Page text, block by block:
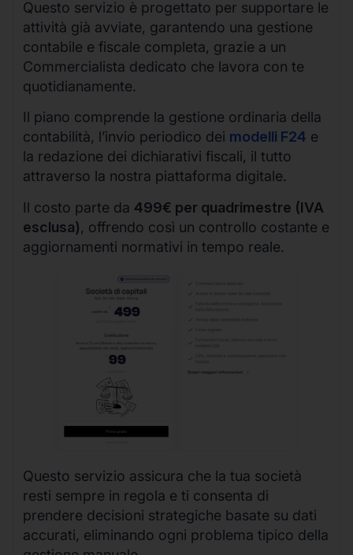
Questo servizio è progettato per supportare le
attività già avviate, garantendo una gestione
contabile e fiscale completa, grazie a un
Commercialista dedicato che lavora con te
quotidianamente.
Il piano comprende la gestione ordinaria della
contabilità, l’invio periodico dei modelli F24 e
la redazione dei dichiarativi fiscali, il tutto
attraverso la nostra piattaforma digitale.
Il costo parte da 499€ per quadrimestre (IVA
esclusa), offrendo così un controllo costante e
aggiornamenti normativi in tempo reale.
Questo servizio assicura che la tua società
resti sempre in regola e ti consenta di
prendere decisioni strategiche basate su dati
accurati, eliminando ogni problema tipico della